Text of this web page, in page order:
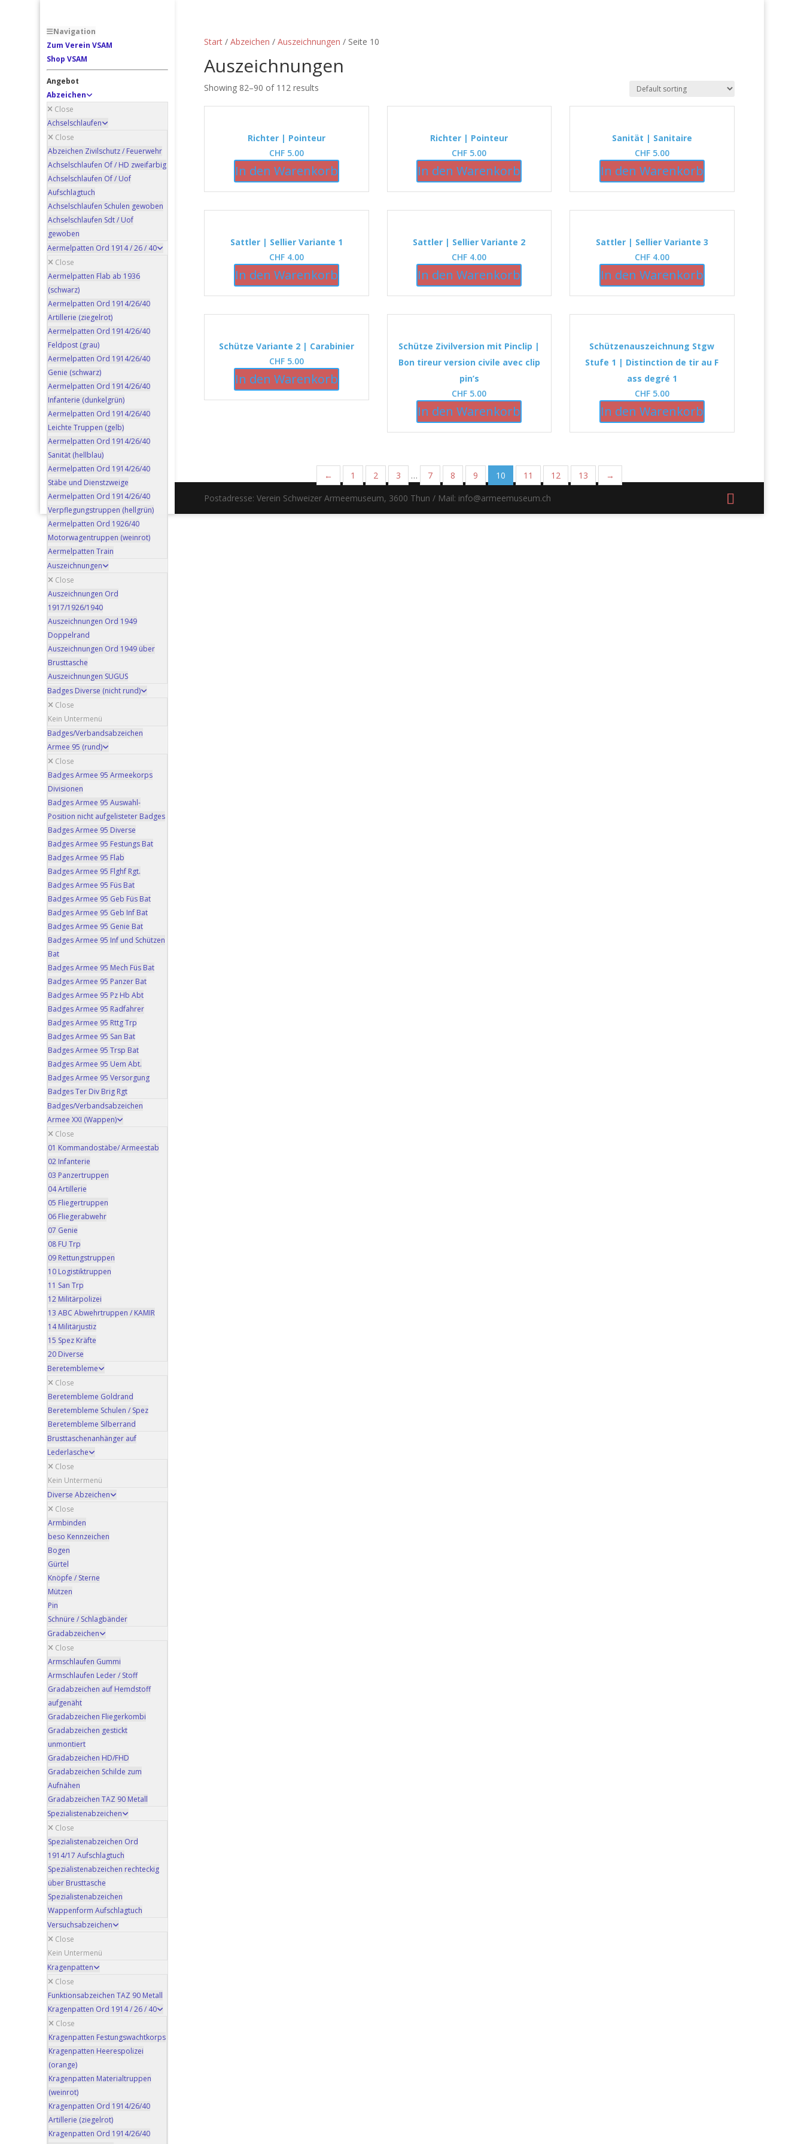
Navigation
Zum Verein VSAM
Shop VSAM
Angebot
Abzeichen
Close
Achselschlaufen
Close
Abzeichen Zivilschutz / Feuerwehr
Achselschlaufen Of / HD zweifarbig
Achselschlaufen Of / Uof
Aufschlagtuch
Achselschlaufen Schulen gewoben
Achselschlaufen Sdt / Uof
gewoben
Aermelpatten Ord 1914 / 26 / 40
Close
Aermelpatten Flab ab 1936
(schwarz)
Aermelpatten Ord 1914/26/40
Artillerie (ziegelrot)
Aermelpatten Ord 1914/26/40
Feldpost (grau)
Aermelpatten Ord 1914/26/40
Genie (schwarz)
Aermelpatten Ord 1914/26/40
Infanterie (dunkelgrün)
Aermelpatten Ord 1914/26/40
Leichte Truppen (gelb)
Aermelpatten Ord 1914/26/40
Sanität (hellblau)
Aermelpatten Ord 1914/26/40
Stäbe und Dienstzweige
Aermelpatten Ord 1914/26/40
Verpflegungstruppen (hellgrün)
Aermelpatten Ord 1926/40
Motorwagentruppen (weinrot)
Aermelpatten Train
Auszeichnungen
Close
Auszeichnungen Ord
1917/1926/1940
Auszeichnungen Ord 1949
Doppelrand
Auszeichnungen Ord 1949 über
Brusttasche
Auszeichnungen SUGUS
Badges Diverse (nicht rund)
Close
Kein Untermenü
Badges/Verbandsabzeichen
Armee 95 (rund)
Close
Badges Armee 95 Armeekorps
Divisionen
Badges Armee 95 Auswahl-
Position nicht aufgelisteter Badges
Badges Armee 95 Diverse
Badges Armee 95 Festungs Bat
Badges Armee 95 Flab
Badges Armee 95 Flghf Rgt.
Badges Armee 95 Füs Bat
Badges Armee 95 Geb Füs Bat
Badges Armee 95 Geb Inf Bat
Badges Armee 95 Genie Bat
Badges Armee 95 Inf und Schützen
Bat
Badges Armee 95 Mech Füs Bat
Badges Armee 95 Panzer Bat
Badges Armee 95 Pz Hb Abt
Badges Armee 95 Radfahrer
Badges Armee 95 Rttg Trp
Badges Armee 95 San Bat
Badges Armee 95 Trsp Bat
Badges Armee 95 Uem Abt.
Badges Armee 95 Versorgung
Badges Ter Div Brig Rgt
Badges/Verbandsabzeichen
Armee XXI (Wappen)
Close
01 Kommandostäbe/ Armeestab
02 Infanterie
03 Panzertruppen
04 Artillerie
05 Fliegertruppen
06 Fliegerabwehr
07 Genie
08 FU Trp
09 Rettungstruppen
10 Logistiktruppen
11 San Trp
12 Militärpolizei
13 ABC Abwehrtruppen / KAMIR
14 Militärjustiz
15 Spez Kräfte
20 Diverse
Beretembleme
Close
Beretembleme Goldrand
Beretembleme Schulen / Spez
Beretembleme Silberrand
Brusttaschenanhänger auf
Lederlasche
Close
Kein Untermenü
Diverse Abzeichen
Close
Armbinden
beso Kennzeichen
Bogen
Gürtel
Knöpfe / Sterne
Mützen
Pin
Schnüre / Schlagbänder
Gradabzeichen
Close
Armschlaufen Gummi
Armschlaufen Leder / Stoff
Gradabzeichen auf Hemdstoff
aufgenäht
Gradabzeichen Fliegerkombi
Gradabzeichen gestickt
unmontiert
Gradabzeichen HD/FHD
Gradabzeichen Schilde zum
Aufnähen
Gradabzeichen TAZ 90 Metall
Spezialistenabzeichen
Close
Spezialistenabzeichen Ord
1914/17 Aufschlagtuch
Spezialistenabzeichen rechteckig
über Brusttasche
Spezialistenabzeichen
Wappenform Aufschlagtuch
Versuchsabzeichen
Close
Kein Untermenü
Kragenpatten
Close
Funktionsabzeichen TAZ 90 Metall
Kragenpatten Ord 1914 / 26 / 40
Close
Kragenpatten Festungswachtkorps
Kragenpatten Heerespolizei
(orange)
Kragenpatten Materialtruppen
(weinrot)
Kragenpatten Ord 1914/26/40
Artillerie (ziegelrot)
Kragenpatten Ord 1914/26/40
Start /Abzeichen /Auszeichnungen / Seite 10
Auszeichnungen
Showing 82–90 of 112 results
Richter | Pointeur
CHF 5.00
In den Warenkorb
Richter | Pointeur
CHF 5.00
In den Warenkorb
Sanität | Sanitaire
CHF5.00
In den Warenkorb
Sattler | Sellier Variante 1
CHF 4.00
In den Warenkorb
Sattler | Sellier Variante 2
CHF 4.00
In den Warenkorb
Sattler | Sellier Variante 3
CHF4.00
In den Warenkorb
Schütze Variante 2 | Carabinier
CHF 5.00
In den Warenkorb
Schütze Zivilversion mit Pinclip |
Bon tireur version civile avec clip
pin’s
CHF 5.00
In den Warenkorb
Schützenauszeichnung Stgw
Stufe 1 | Distinction de tir au F
ass degré 1
CHF5.00
In den Warenkorb
← 1 2 3 … 7 8 9 10 11 12 13
→
Postadresse: Verein Schweizer Armeemuseum, 3600 Thun / Mail: info@armeemuseum.ch